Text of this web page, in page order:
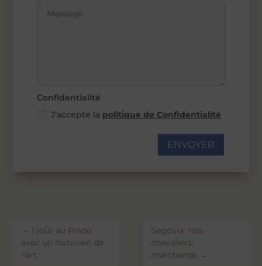
Confidentialité
J’accepte la politique de Confidentialité
ENVOYER
← 1 jour au Prado
avec un historien de
l’art
Segovia: rois,
chevaliers,
marchands →